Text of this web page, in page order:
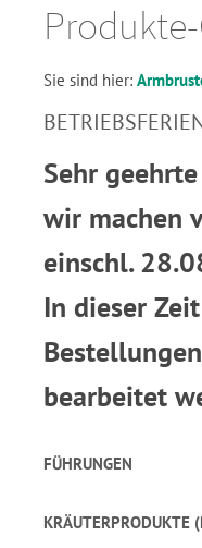
Sie sind hier:
Sehr
wir machen
einschl.
In dieser
bearbeitet
FÜHRUNGEN
KRÄUTERPRODUKTE